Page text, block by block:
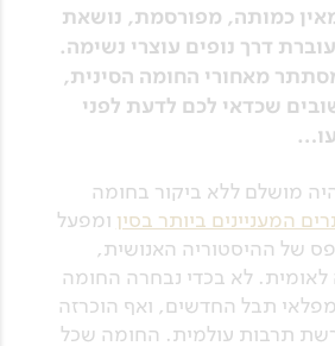
כמותה, מפורסמת, נושאת
דרך נופים עוצרי נשימה.
מאחורי החומה הסינית,
שכדאי לכם לדעת לפני
מושלם ללא ביקור בחומה
המעניינים ביותר בסין ומפעל
של ההיסטוריה האנושית,
לאומית. לא בכדי נבחרה החומה
תבל החדשים, ואף הוכרזה
תרבות עולמית. החומה שכל